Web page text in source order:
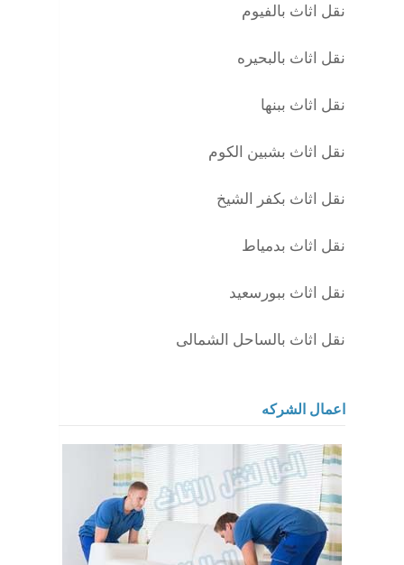
نقل اثاث بالفيوم
نقل اثاث بالبحيره
نقل اثاث ببنها
نقل اثاث بشبين الكوم
نقل اثاث بكفر الشيخ
نقل اثاث بدمياط
نقل اثاث ببورسعيد
نقل اثاث بالساحل الشمالى
اعمال الشركه